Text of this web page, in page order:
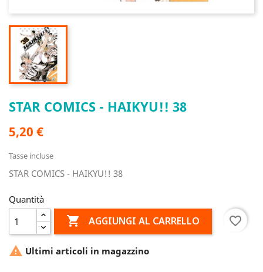
STAR COMICS - HAIKYU!! 38
5,20 €
Tasse incluse
STAR COMICS - HAIKYU!! 38
Quantità
 AGGIUNGI AL CARRELLO favorite_border
 Ultimi articoli in magazzino